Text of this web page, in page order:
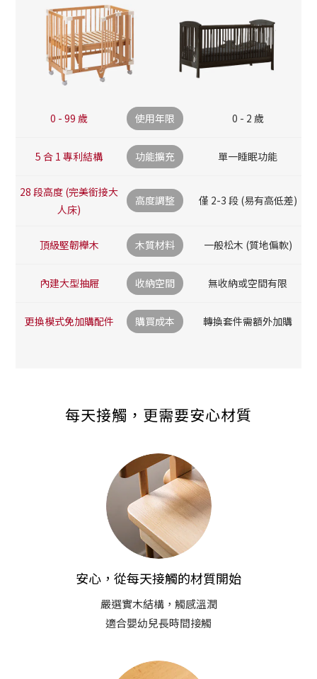
0 - 99 歲 使用年限 0 - 2 歲
5 合 1 專利結構 功能擴充 單一睡眠功能
28 段高度 (完美銜接大
人床)
高度調整 僅 2-3 段 (易有高低差)
頂級堅韌櫸木 木質材料 一般松木 (質地偏軟)
內建大型抽屜 收納空間 無收納或空間有限
更換模式免加購配件 購買成本 轉換套件需額外加購
每天接觸，更需要安心材質
安心，從每天接觸的材質開始
嚴選實木結構，觸感溫潤
適合嬰幼兒長時間接觸